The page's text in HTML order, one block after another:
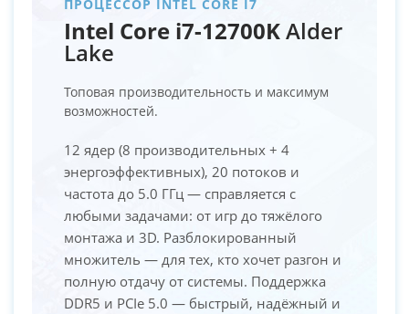
ПРОЦЕССОР INTEL CORE I7
Intel Core i7-12700KAlder
Lake
Топовая производительность и максимум
возможностей.
12 ядер (8 производительных + 4
энергоэффективных), 20 потоков и
частота до 5.0 ГГц — справляется с
любыми задачами: от игр до тяжёлого
монтажа и 3D. Разблокированный
множитель — для тех, кто хочет разгон и
полную отдачу от системы. Поддержка
DDR5 и PCIe 5.0 — быстрый, надёжный и